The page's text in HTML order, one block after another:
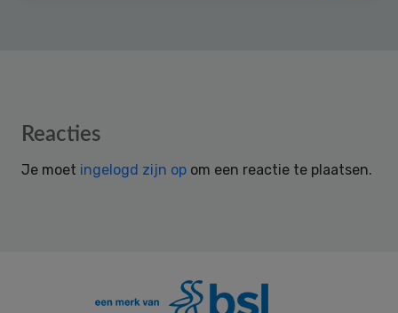
Reader
Reacties
Je moet ingelogd zijn op om een reactie te plaatsen.